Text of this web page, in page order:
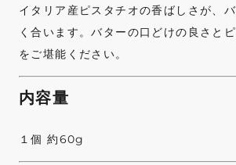
イタリア産ピスタチオの香ばしさが、
く合います。バターの口どけの良さと
をご堪能ください。
内容量
１個 約60g